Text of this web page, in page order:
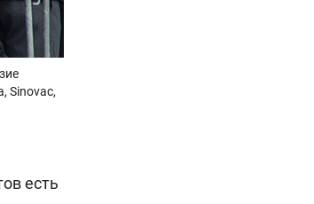
Sinovac,
есть